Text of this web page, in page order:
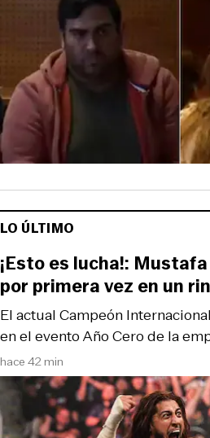
LO ÚLTIMO
hace 42 min
El actual Campeón
en el evento Año Cero de la
¡Esto es lucha!:
por primera vez en un